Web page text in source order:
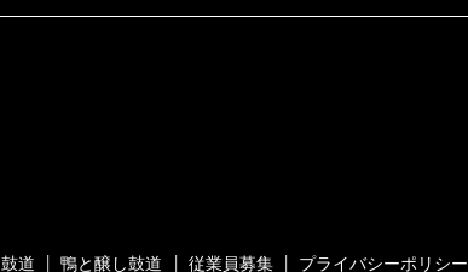
鼓道 鴨と醸し鼓道 従業員募集 プライバシーポリシー